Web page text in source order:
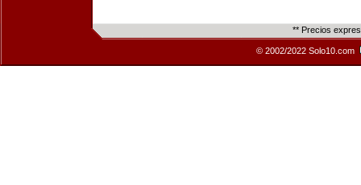
** Precios
© 2002/2022 Solo10.com